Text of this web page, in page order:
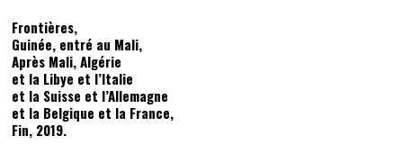
Frontières,
Guinée, entré au Mali,
Après Mali, Algérie
et la Libye et l’Italie
et la Suisse et l’Allemagne
et la Belgique et la France,
Fin, 2019.